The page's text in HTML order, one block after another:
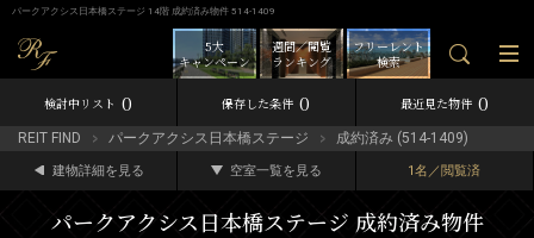
パークアクシス日本橋ステージ 14階 成約済み物件 514-1409
フリーレント
検索
週間／閲覧
ランキング
5大
キャンペーン
検討中リスト 0 保存した条件 0 最近見た物件 0
REIT FIND パークアクシス日本橋ステージ 成約済み (514-1409)
建物詳細を見る 空室一覧を見る 1名／閲覧済
パークアクシス日本橋ステージ 成約済み物件